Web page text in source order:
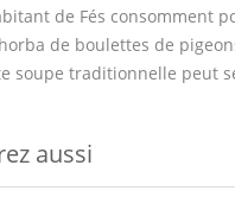
de Fés consomment
de boulettes de
soupe traditionnelle peut
aussi